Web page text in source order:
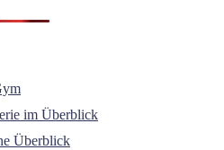
im Überblick
Überblick